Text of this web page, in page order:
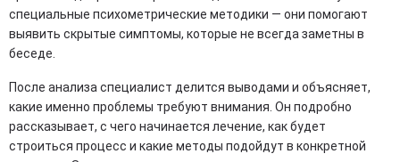
специальные психометрические методики — они помогают
выявить скрытые симптомы, которые не всегда заметны в
беседе.
После анализа специалист делится выводами и объясняет,
какие именно проблемы требуют внимания. Он подробно
рассказывает, с чего начинается лечение, как будет
строиться процесс и какие методы подойдут в конкретной